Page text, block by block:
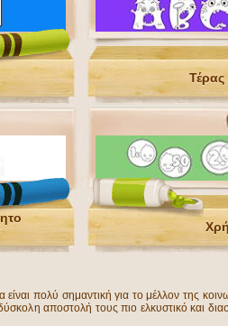
είναι πολύ σημαντική για το μέλλον της
αποστολή τους πιο ελκυστικό και